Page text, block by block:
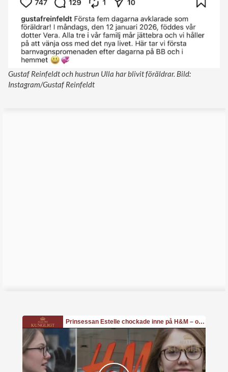
Gustaf Reinfeldt och hustrun Ulla har blivit föräldrar. Bild:
Instagram/Gustaf Reinfeldt